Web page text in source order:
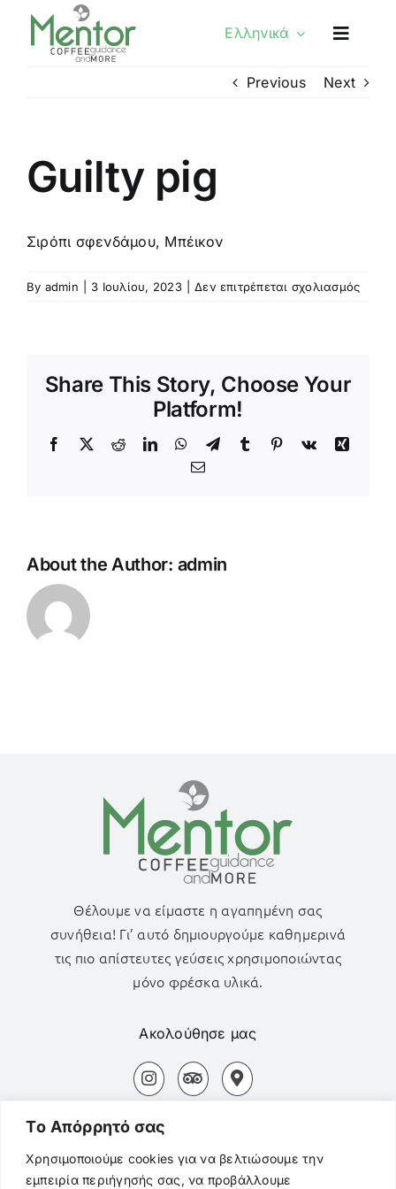
Tο Aπόρρητό σας
Χρησιμοποιούμε cookies για να βελτιώσουμε την
εμπειρία περιήγησής σας, να προβάλλουμε
Ελληνικά
Previous Next
Guilty pig
Σιρόπι σφενδάμου, Μπέικον
By admin 3 Ιουλίου, 2023 Δεν επιτρέπεται σχολιασμόςστο
Share This Story, Choose Your
Platform!
Facebook
TwitterRedditLinkedInWhatsApp
TelegramTumblr Pinterest
Vk
Xing
Email
About the Author: admin
Θέλουμε να είμαστε η αγαπημένη σας
συνήθεια! Γι’ αυτό δημιουργούμε καθημερινά
τις πιο απίστευτες γεύσεις χρησιμοποιώντας
μόνο φρέσκα υλικά.
Ακολούθησε μας
Αδάμας Μήλος Τ.Κ. 84800
+30694 827 3154